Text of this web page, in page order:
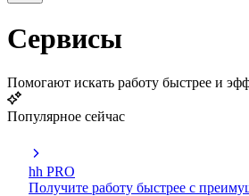
Сервисы
Помогают искать работу быстрее и
Популярное сейчас
hh PRO
Получите работу быстрее с